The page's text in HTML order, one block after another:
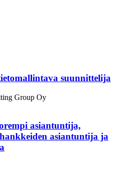
suunnittelija
Group Oy
asiantuntija,
asiantuntija ja